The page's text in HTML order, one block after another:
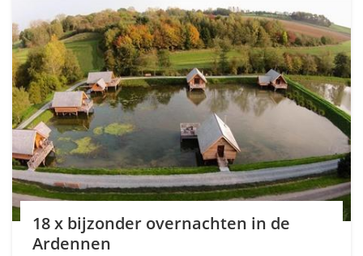
18 x bijzonder overnachten in de
Ardennen